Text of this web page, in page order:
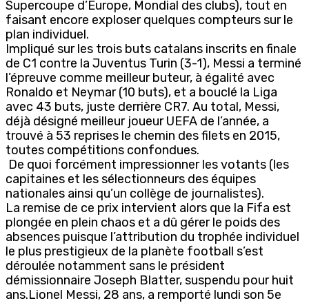
Supercoupe d’Europe, Mondial des clubs), tout en
faisant encore exploser quelques compteurs sur le
plan individuel.
Impliqué sur les trois buts catalans inscrits en finale
de C1 contre la Juventus Turin (3-1), Messi a terminé
l’épreuve comme meilleur buteur, à égalité avec
Ronaldo et Neymar (10 buts), et a bouclé la Liga
avec 43 buts, juste derrière CR7. Au total, Messi,
déjà désigné meilleur joueur UEFA de l’année, a
trouvé à 53 reprises le chemin des filets en 2015,
toutes compétitions confondues.
De quoi forcément impressionner les votants (les
capitaines et les sélectionneurs des équipes
nationales ainsi qu’un collège de journalistes).
La remise de ce prix intervient alors que la Fifa est
plongée en plein chaos et a dû gérer le poids des
absences puisque l’attribution du trophée individuel
le plus prestigieux de la planète football s’est
déroulée notamment sans le président
démissionnaire Joseph Blatter, suspendu pour huit
ans.Lionel Messi, 28 ans, a remporté lundi son 5e